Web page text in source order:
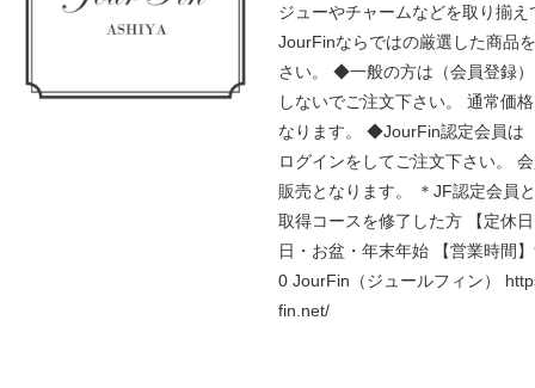
ジューやチャームなどを取り揃え
JourFinならではの厳選した商品
さい。 ◆一般の方は（会員登録
しないでご注文下さい。 通常価
なります。 ◆JourFin認定会員は
ログインをしてご注文下さい。
販売となります。 ＊JF認定会員
取得コースを修了した方 【定休
日・お盆・年末年始 【営業時間
0 JourFin（ジュールフィン）
fin.net/